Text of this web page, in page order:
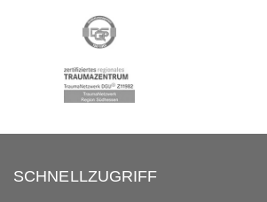
SCHNELLZUGRIFF